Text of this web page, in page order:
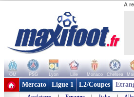
A
OM PSG Lyon Lille Monaco Chelsea
+ de clubs
Mercato Ligue 1 L2/Coupes